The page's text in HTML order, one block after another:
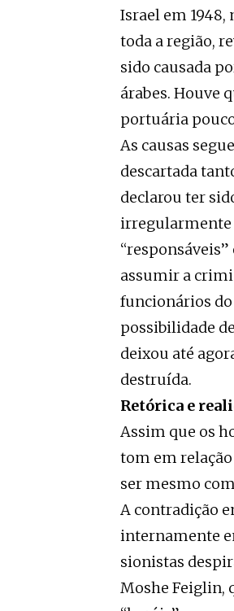
Israel em
toda a região,
sido causada
árabes. Houve
portuária
As causas
descartada
declarou ter
irregularmente
assumir a
funcionários
possibilidade
deixou até
destruída.
Retórica e
Assim que os
tom em
ser mesmo
A contradição
internamente
sionistas
Moshe Feiglin,